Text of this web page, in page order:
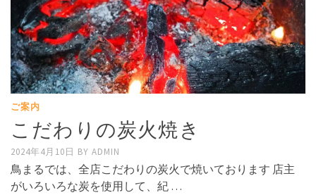
ご案内
こだわりの炭火焼き
2024年4月10日 BY ADMIN
鳥まるでは、全店こだわりの炭火で焼いております 店主
がいろいろな炭を使用して、紀 …